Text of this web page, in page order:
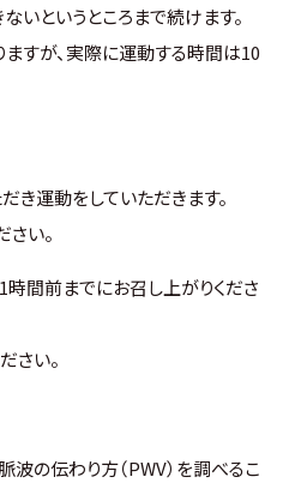
いというところまで続けます。
すが、実際に運動する時間は10
き運動をしていただきます。
い。
間前までにお召し上がりくださ
さい。
波の伝わり方（PWV）を調べるこ